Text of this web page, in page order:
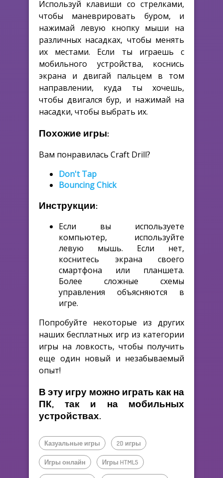
Используй клавиши со стрелками,
чтобы маневрировать буром, и
нажимай левую кнопку мыши на
различных насадках, чтобы менять
их местами. Если ты играешь с
мобильного устройства, коснись
экрана и двигай пальцем в том
направлении, куда ты хочешь,
чтобы двигался бур, и нажимай на
насадки, чтобы выбрать их.
Похожие игры:
Вам понравилась Craft Drill?
Don't Tap
Bouncing Chick
Инструкции:
Если вы используете
компьютер, используйте
левую мышь. Если нет,
коснитесь экрана своего
смартфона или планшета.
Более сложные схемы
управления объясняются в
игре.
Попробуйте некоторые из других
наших бесплатных игр из категории
игры на ловкость, чтобы получить
еще один новый и незабываемый
опыт!
В эту игру можно играть как на
ПК, так и на мобильных
устройствах.
Казуальные игры 2D игры
Игры онлайн Игры HTML5